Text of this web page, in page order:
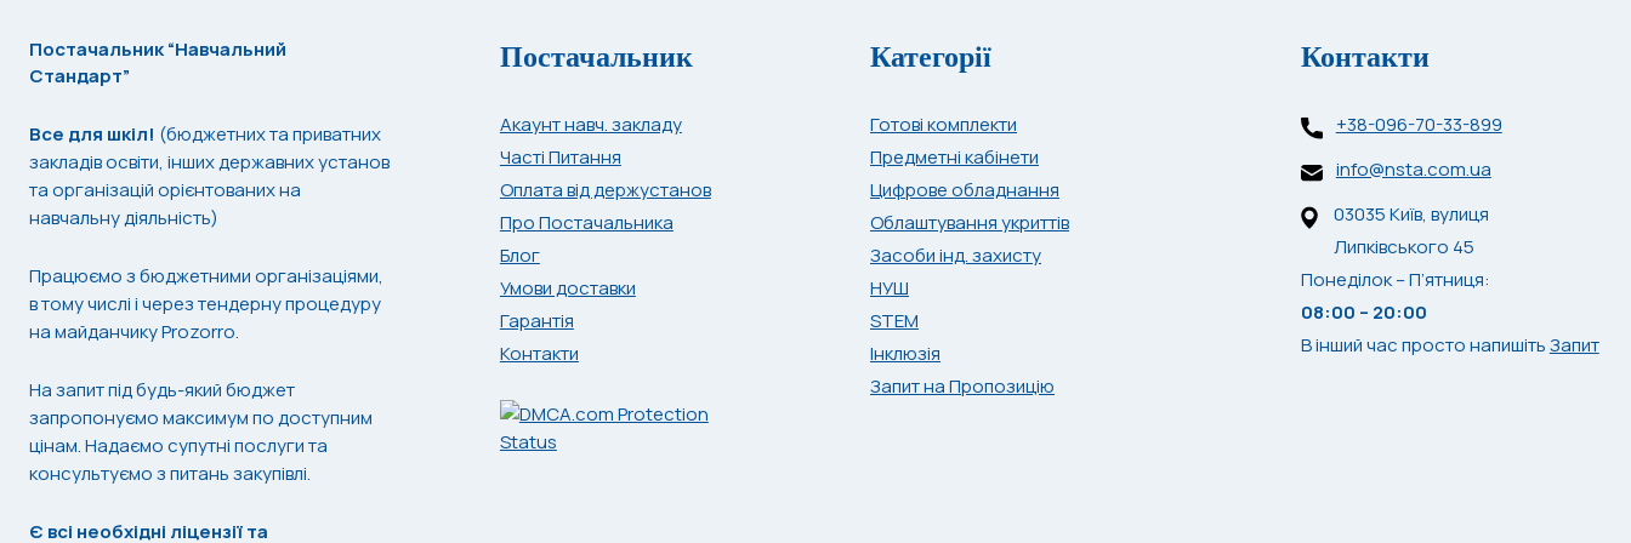
Постачальник “Навчальний
Стандарт”
Все для шкіл! (бюджетних та приватних
закладів освіти, інших державних установ
та організацій орієнтованих на
навчальну діяльність)
Працюємо з бюджетними організаціями,
в тому числі і через тендерну процедуру
на майданчику Prozorro.
На запит під будь-який бюджет
запропонуємо максимум по доступним
цінам. Надаємо супутні послуги та
консультуємо з питань закупівлі.
Є всі необхідні ліцензії та
Постачальник
Акаунт навч. закладу
Часті Питання
Оплата від держустанов
Про Постачальника
Блог
Умови доставки
Гарантія
Контакти
Категорії
Готові комплекти
Предметні кабінети
Цифрове обладнання
Облаштування укриттів
Засоби інд. захисту
НУШ
STEM
Інклюзія
Запит на Пропозицію
Контакти
+38-096-70-33-899
info@nsta.com.ua
03035 Київ, вулиця
Липківського 45
Понеділок – П’ятниця:
08:00 – 20:00
В інший час просто напишітьЗапит